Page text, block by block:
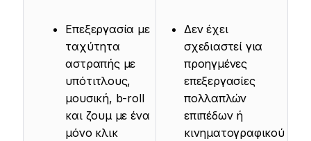
Επεξεργασία με
ταχύτητα
αστραπής με
υπότιτλους,
μουσική, b-roll
και ζουμ με ένα
μόνο κλικ
Δεν έχει
σχεδιαστεί για
προηγμένες
επεξεργασίες
πολλαπλών
επιπέδων ή
κινηματογραφικού